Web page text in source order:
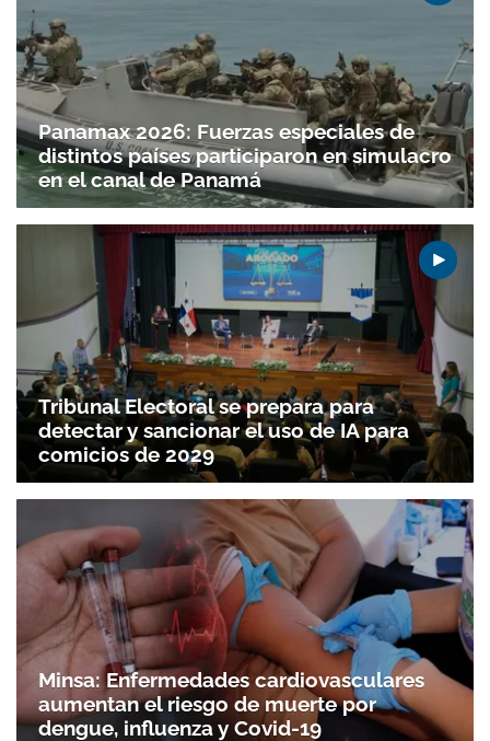
Panamax 2026: Fuerzas especiales de
distintos países participaron en simulacro
en el canal de Panamá
Tribunal Electoral se prepara para
detectar y sancionar el uso de IA para
comicios de 2029
Minsa: Enfermedades cardiovasculares
aumentan el riesgo de muerte por
dengue, influenza y Covid-19